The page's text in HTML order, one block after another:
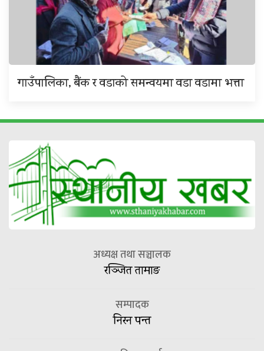
गाउँपालिका, बैंक र वडाको समन्वयमा वडा वडामा भत्ता
अध्यक्ष तथा सञ्चालक
रञ्जित तामाङ
सम्पादक
निरन पन्त